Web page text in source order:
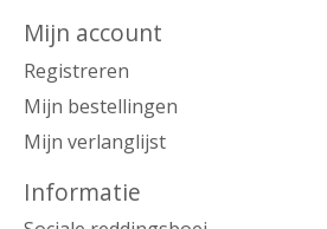
Mijn account
Registreren
Mijn bestellingen
Mijn verlanglijst
Informatie